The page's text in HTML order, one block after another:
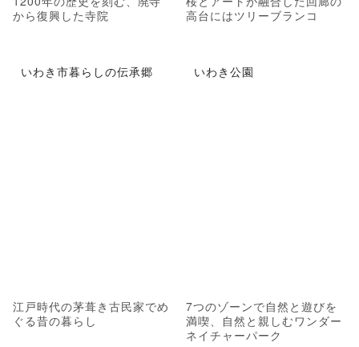
から復興した寺院
高台にはツリーブランコ
いわき市暮らしの伝承郷
江戸時代の茅葺き古民家でめ
ぐる昔の暮らし
いわき公園
7つのゾーンで自然と遊びを
満喫、自然と親しむワンダー
ネイチャーパーク